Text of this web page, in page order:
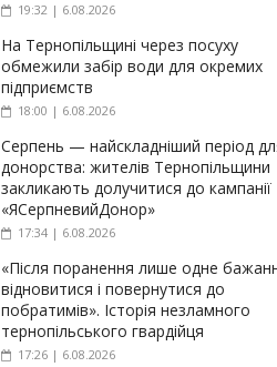
19:32 | 6.08.2026
На Тернопільщині через посуху
обмежили забір води для окремих
підприємств
18:00 | 6.08.2026
Серпень — найскладніший період
донорства: жителів Тернопільщини
закликають долучитися до кампанії
«ЯСерпневийДонор»
17:34 | 6.08.2026
«Після поранення лише одне
відновитися і повернутися до
побратимів». Історія незламного
тернопільського гвардійця
17:26 | 6.08.2026